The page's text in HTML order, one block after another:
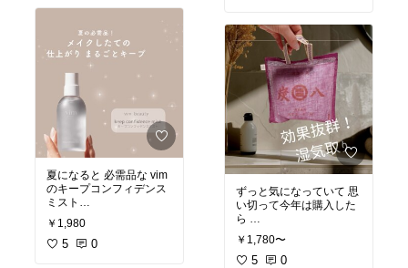
#ReFa
#コンパクトミラー
#おすすめ商品
#買って良かった物
#楽天room
夏になると 必需品な vim
のキープコンフィデンス
ミスト
めちゃくちゃ細かいミス
トでメイクキープできて
保湿もできる優秀ミス
￥1,980
5 0
付け方も ピンを指すだけ
なので 履いたまま付けら
れる！
私は4つ買って めちゃく
ちゃ重宝してます❤️
#オリジナル写真
#買ってよかった
#おすすめ商品
#調整ボタン
#デニムお直し
#簡単調整
#楽天room
ずっと気になっていて 思
い切って今年は購入した
ら
なんで早く買わなかった
んだろう…と後悔。。。
今年は梅雨明けがはやか
￥1,780〜
5 0